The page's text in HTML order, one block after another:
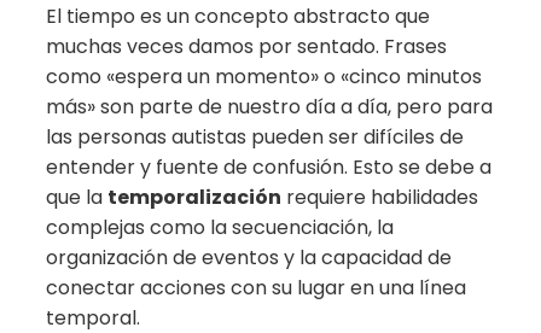
El tiempo es un concepto abstracto que
muchas veces damos por sentado. Frases
como «espera un momento» o «cinco minutos
más» son parte de nuestro día a día, pero para
las personas autistas pueden ser difíciles de
entender y fuente de confusión. Esto se debe a
que la temporalización requiere habilidades
complejas como la secuenciación, la
organización de eventos y la capacidad de
conectar acciones con su lugar en una línea
temporal.